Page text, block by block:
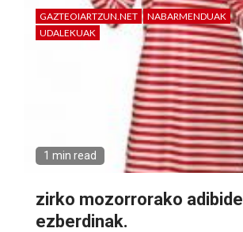
GAZTEOIARTZUN.NET
NABARMENDUAK
UDALEKUAK
1 min read
zirko mozorrorako adibide
ezberdinak.